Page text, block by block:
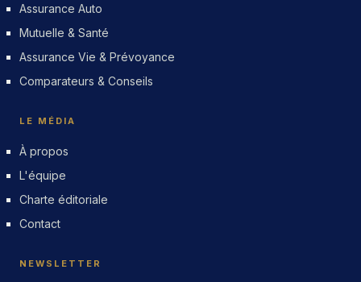
Assurance Auto
Mutuelle & Santé
Assurance Vie & Prévoyance
Comparateurs & Conseils
LE MÉDIA
À propos
L'équipe
Charte éditoriale
Contact
NEWSLETTER